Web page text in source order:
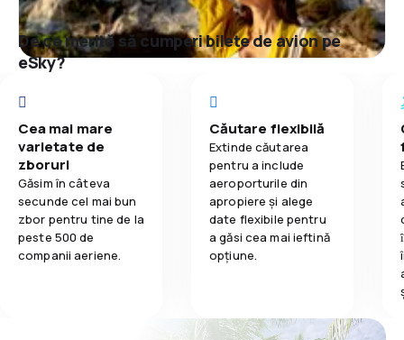
De ce merită să cumperi bilete de avion pe
eSky?
Cea mai mare
varietate de
zboruri
Găsim în câteva
secunde cel mai bun
zbor pentru tine de la
peste 500 de
companii aeriene.
Căutare flexibilă
Extinde căutarea
pentru a include
aeroporturile din
apropiere și alege
date flexibile pentru
a găsi cea mai ieftină
opțiune.